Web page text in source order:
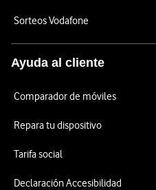
Sorteos Vodafone
Ayuda al cliente
Comparador de móviles
Repara tu dispositivo
Tarifa social
Declaración Accesibilidad